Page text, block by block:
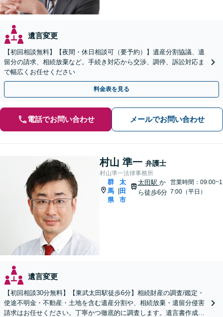
遺言変更
【初回相談無料】【夜間・休日相談可（要予約）】遺産分割協議、遺
留分の請求、相続放棄など。手続き対応から交渉、調停、訴訟対応ま
で幅広くお任せください
料金表を見る
電話でお問い合わせ メールでお問い合わせ
村山 準一 弁護士
村山準一法律事務所
群
馬
県
太
田
市
太田駅 か
ら徒歩6分
営業時間：09:00~1
7:00（平日）
遺言変更
【初回相談30分無料】【東武太田駅徒歩6分】相続財産の調査/鑑定・
使途不明金・不動産・土地を含む遺産分割や、相続放棄・遺留分侵害
請求はお任せください。丁寧かつ徹底的に調査します。遺言書作成・